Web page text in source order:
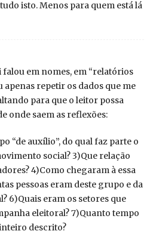
isto. Menos para quem está lá
em nomes, em “relatórios
apenas repetir os dados que me
para que o leitor possa
onde saem as reflexões:
“de auxílio”, do qual faz parte o
social? 3)Que relação
4)Como chegaram à essa
pessoas eram deste grupo e da
6)Quais eram os setores que
eleitoral? 7)Quanto tempo
descrito?